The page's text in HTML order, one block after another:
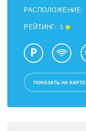
РАСПОЛОЖЕНИЕ:
РЕЙТИНГ: 5
ПОКАЗАТЬ НА КАРТЕ